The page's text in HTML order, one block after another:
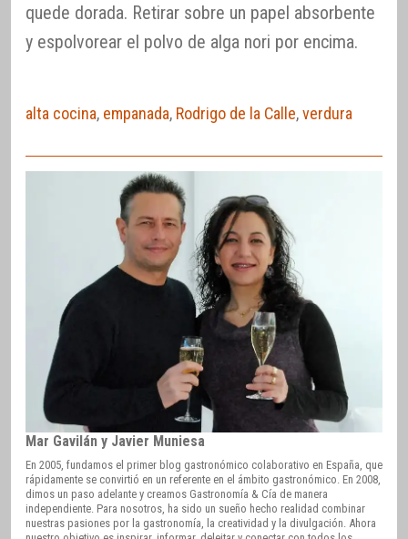
quede dorada. Retirar sobre un papel absorbente
y espolvorear el polvo de alga nori por encima.
alta cocina, empanada, Rodrigo de la Calle,verdura
Mar Gavilán y Javier Muniesa
En 2005, fundamos el primer blog gastronómico colaborativo en España, que
rápidamente se convirtió en un referente en el ámbito gastronómico. En 2008,
dimos un paso adelante y creamos Gastronomía & Cía de manera
independiente. Para nosotros, ha sido un sueño hecho realidad combinar
nuestras pasiones por la gastronomía, la creatividad y la divulgación. Ahora